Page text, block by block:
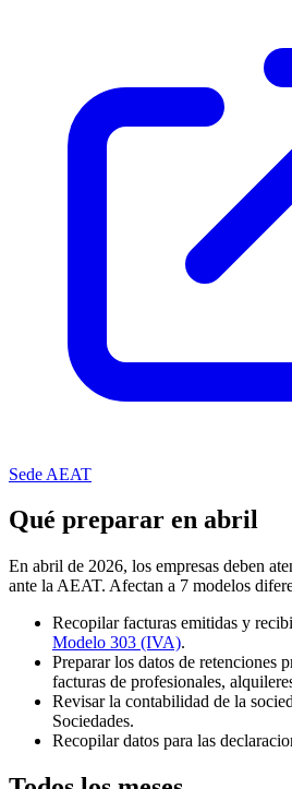
Sede AEAT
Qué preparar en abril
En abril de 2026, los empresas deben
ante la AEAT. Afectan a 7 modelos
Recopilar facturas emitidas y
Modelo 303 (IVA).
Preparar los datos de retenciones
facturas de profesionales,
Revisar la contabilidad de la
Sociedades.
Recopilar datos para las